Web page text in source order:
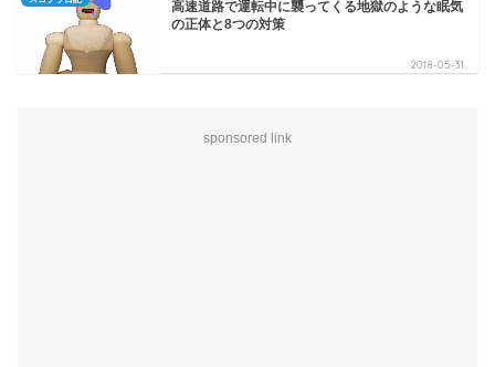
高速道路で運転中に襲ってくる地獄のような眠気
の正体と8つの対策
2018-05-31
sponsored link